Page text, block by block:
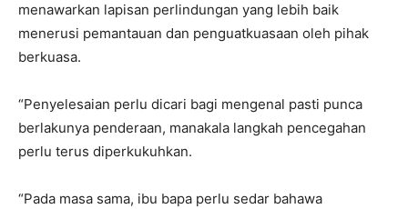
menawarkan lapisan perlindungan yang lebih baik
menerusi pemantauan dan penguatkuasaan oleh pihak
berkuasa.
“Penyelesaian perlu dicari bagi mengenal pasti punca
berlakunya penderaan, manakala langkah pencegahan
perlu terus diperkukuhkan.
“Pada masa sama, ibu bapa perlu sedar bahawa